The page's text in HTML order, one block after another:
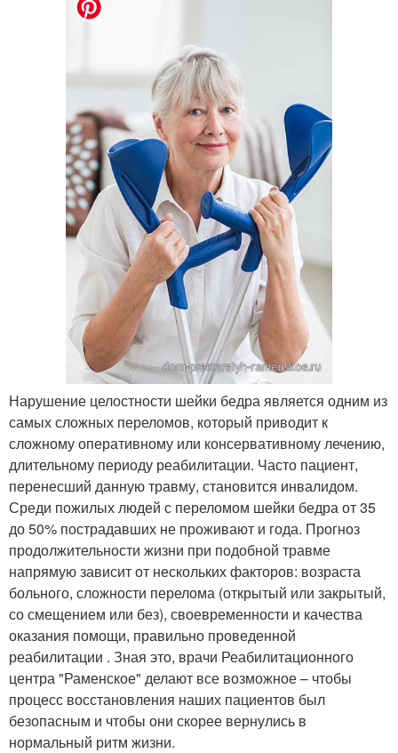
Нарушение целостности шейки бедра является одним из
самых сложных переломов, который приводит к
сложному оперативному или консервативному лечению,
длительному периоду реабилитации. Часто пациент,
перенесший данную травму, становится инвалидом.
Среди пожилых людей с переломом шейки бедра от 35
до 50% пострадавших не проживают и года. Прогноз
продолжительности жизни при подобной травме
напрямую зависит от нескольких факторов: возраста
больного, сложности перелома (открытый или закрытый,
со смещением или без), своевременности и качества
оказания помощи, правильно проведенной
реабилитации . Зная это, врачи Реабилитационного
центра "Раменское" делают все возможное – чтобы
процесс восстановления наших пациентов был
безопасным и чтобы они скорее вернулись в
нормальный ритм жизни.